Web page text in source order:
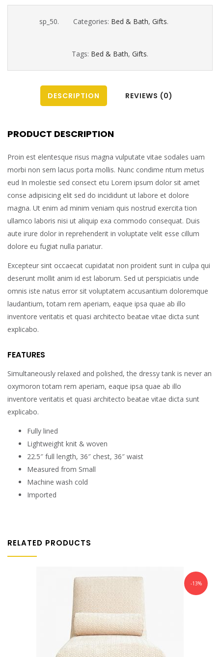
sp_50. Categories: Bed & Bath, Gifts.
Tags: Bed & Bath, Gifts.
DESCRIPTION REVIEWS (0)
PRODUCT DESCRIPTION
Proin est elentesque risus magna vulputate vitae sodales uam
morbi non sem lacus porta mollis. Nunc condime ntum metus
eud In molestie sed consect etu Lorem ipsum dolor sit amet
conse adipisicing elit sed do incididunt ut labore et dolore
magna. Ut enim ad minim veniam quis nostrud exercita tion
ullamco laboris nisi ut aliquip exa commodo consequat. Duis
aute irure dolor in reprehenderit in voluptate velit esse cillum
dolore eu fugiat nulla pariatur.
Excepteur sint occaecat cupidatat non proident sunt in culpa qui
deserunt mollit anim id est laborum. Sed ut perspiciatis unde
omnis iste natus error sit voluptatem accusantium doloremque
laudantium, totam rem aperiam, eaque ipsa quae ab illo
inventore veritatis et quasi architecto beatae vitae dicta sunt
explicabo.
FEATURES
Simultaneously relaxed and polished, the dressy tank is never an
oxymoron totam rem aperiam, eaque ipsa quae ab illo
inventore veritatis et quasi architecto beatae vitae dicta sunt
explicabo.
Fully lined
Lightweight knit & woven
22.5″ full length, 36″ chest, 36″ waist
Measured from Small
Machine wash cold
Imported
RELATED PRODUCTS
-13%